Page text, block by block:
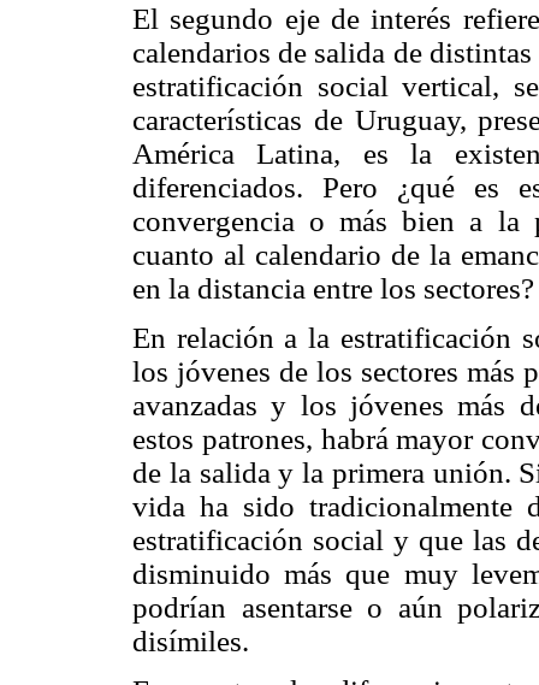
El segundo eje de interés
calendarios de salida de
estratificación social vertical,
características de Uruguay,
América Latina, es la
diferenciados. Pero ¿qué es
convergencia o más bien a la
cuanto al calendario de la
en la distancia entre los sectores?
En relación a la estratificación
los jóvenes de los sectores más
avanzadas y los jóvenes más
estos patrones, habrá mayor
de la salida y la primera unión.
vida ha sido tradicionalmente
estratificación social y que las
disminuido más que muy
podrían asentarse o aún
disímiles.